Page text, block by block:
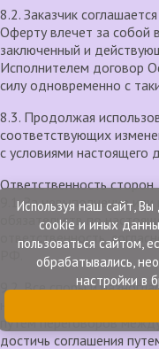
Используя наш cайт,
cookie и иных
пользоваться сайтом,
обрабатывались,
настройки в
8.2. Заказчик
Оферту влечет за собой
заключенный и
Исполнителем договор
силу одновременно с
8.3. Продолжая
соответствующих
с условиями настоящего
Ответственность сторон
9.1. За невыполнение
обязательств по
ответственность,
9.2. Все споры и
настоящей Оферты или в
путем переговоров
достичь соглашения